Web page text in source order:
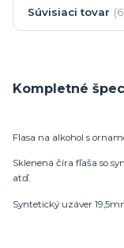
Súvisiaci tovar 6
Kompletné
Flasa na alkohol s
Sklenená číra fľaša so
atď.
Syntetický uzáver